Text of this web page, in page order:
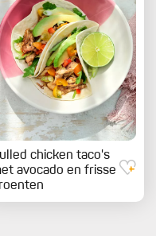
chicken taco's
avocado en frisse